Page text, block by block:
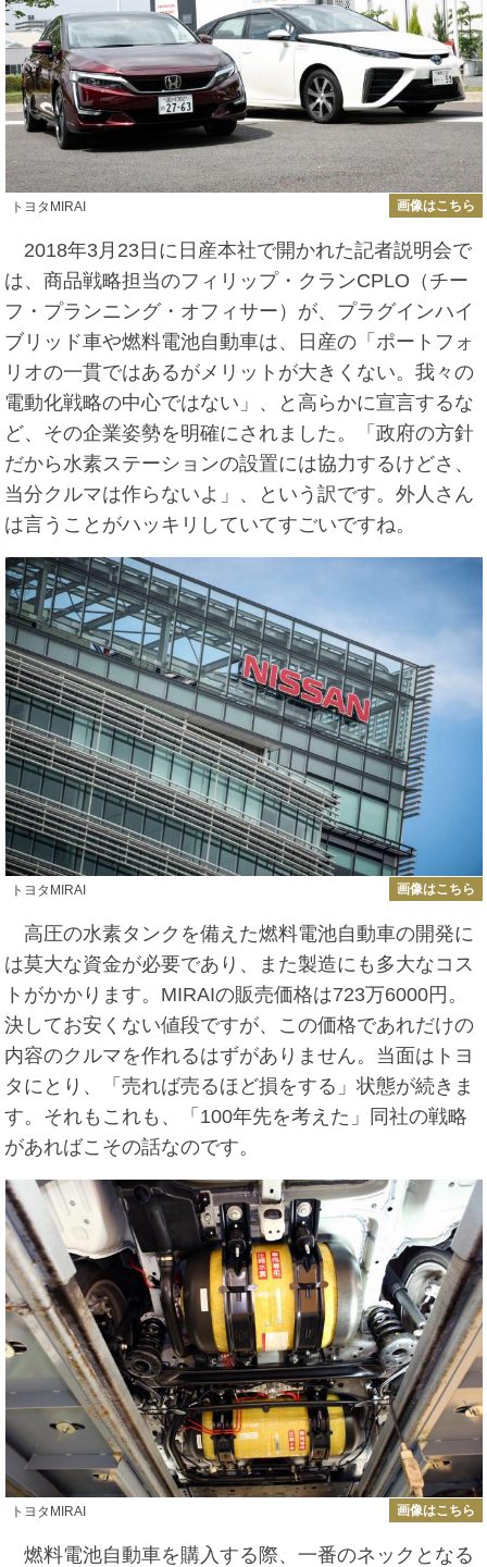
トヨタMIRAI 画像はこちら
2018年3月23日に日産本社で開かれた記者説明会で
は、商品戦略担当のフィリップ・クランCPLO（チー
フ・プランニング・オフィサー）が、プラグインハイ
ブリッド車や燃料電池自動車は、日産の「ポートフォ
リオの一貫ではあるがメリットが大きくない。我々の
電動化戦略の中心ではない」、と高らかに宣言するな
ど、その企業姿勢を明確にされました。「政府の方針
だから水素ステーションの設置には協力するけどさ、
当分クルマは作らないよ」、という訳です。外人さん
は言うことがハッキリしていてすごいですね。
トヨタMIRAI 画像はこちら
高圧の水素タンクを備えた燃料電池自動車の開発に
は莫大な資金が必要であり、また製造にも多大なコス
トがかかります。MIRAIの販売価格は723万6000円。
決してお安くない値段ですが、この価格であれだけの
内容のクルマを作れるはずがありません。当面はトヨ
タにとり、「売れば売るほど損をする」状態が続きま
す。それもこれも、「100年先を考えた」同社の戦略
があればこその話なのです。
トヨタMIRAI 画像はこちら
燃料電池自動車を購入する際、一番のネックとなる